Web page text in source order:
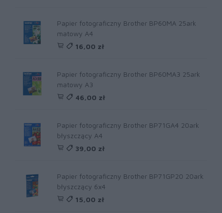
Papier fotograficzny Brother BP60MA 25ark
matowy A4
16,00 zł
Papier fotograficzny Brother BP60MA3 25ark
matowy A3
46,00 zł
Papier fotograficzny Brother BP71GA4 20ark
błyszczący A4
39,00 zł
Papier fotograficzny Brother BP71GP20 20ark
błyszczący 6x4
15,00 zł